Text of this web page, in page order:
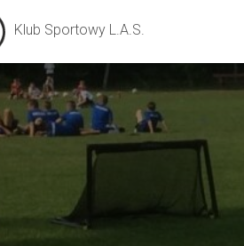
Klub Sportowy L.A.S.